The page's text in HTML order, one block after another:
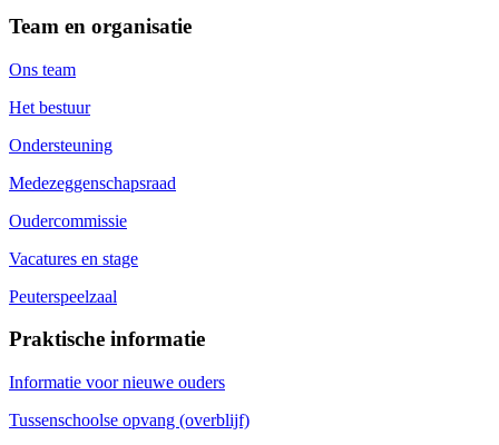
Team en organisatie
Ons team
Het bestuur
Ondersteuning
Medezeggenschapsraad
Oudercommissie
Vacatures en stage
Peuterspeelzaal
Praktische informatie
Informatie voor nieuwe ouders
Tussenschoolse opvang (overblijf)